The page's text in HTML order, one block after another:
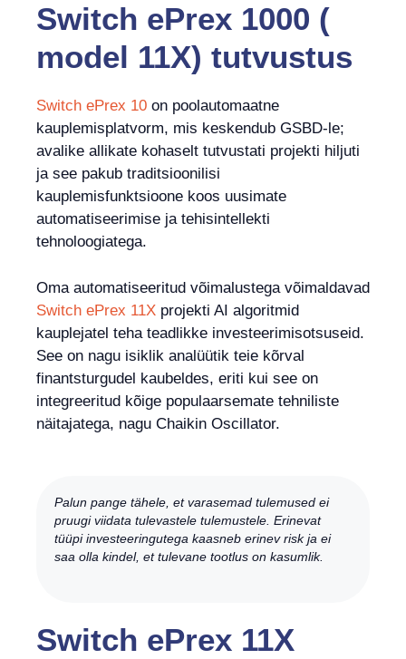
Switch ePrex 1000 (
model 11X) tutvustus
Switch ePrex 10 on poolautomaatne
kauplemisplatvorm, mis keskendub GSBD-le;
avalike allikate kohaselt tutvustati projekti hiljuti
ja see pakub traditsioonilisi
kauplemisfunktsioone koos uusimate
automatiseerimise ja tehisintellekti
tehnoloogiatega.
Oma automatiseeritud võimalustega võimaldavad
Switch ePrex 11X projekti AI algoritmid
kauplejatel teha teadlikke investeerimisotsuseid.
See on nagu isiklik analüütik teie kõrval
finantsturgudel kaubeldes, eriti kui see on
integreeritud kõige populaarsemate tehniliste
näitajatega, nagu Chaikin Oscillator.
Palun pange tähele, et varasemad tulemused ei
pruugi viidata tulevastele tulemustele. Erinevat
tüüpi investeeringutega kaasneb erinev risk ja ei
saa olla kindel, et tulevane tootlus on kasumlik.
Switch ePrex 11X